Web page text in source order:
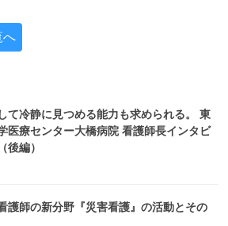
へ
て冷静に見つめる能力も求められる。 東
医療センター大橋病院 看護師長インタビ
後編）
護師の新分野『災害看護』の活動とその